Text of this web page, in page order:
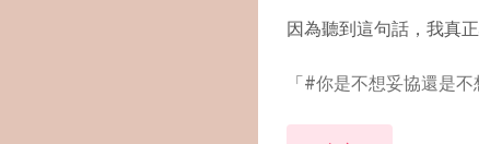
因為聽到這句話，我真
「#你是不想妥協還是不